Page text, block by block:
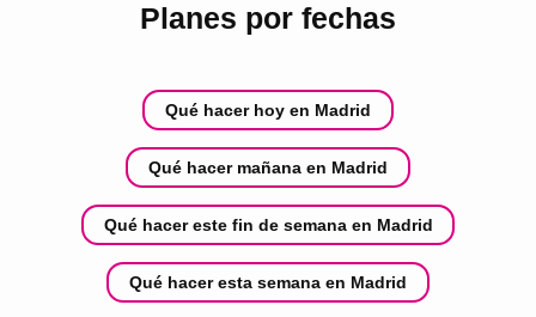
Planes por fechas
Qué hacer hoy en Madrid
Qué hacer mañana en Madrid
Qué hacer este fin de semana en Madrid
Qué hacer esta semana en Madrid